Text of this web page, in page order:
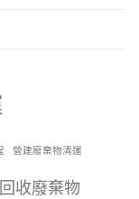
營建廢棄物清運
收廢棄物